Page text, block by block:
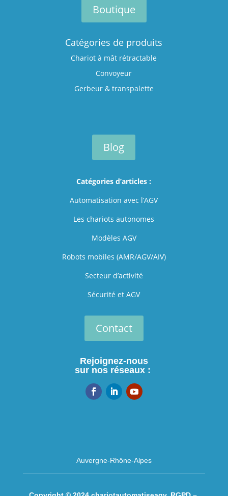
Boutique
Catégories de produits
Chariot à mât rétractable
Convoyeur
Gerbeur & transpalette
Blog
Catégories d’articles :
Automatisation avec l’AGV
Les chariots autonomes
Modèles AGV
Robots mobiles (AMR/AGV/AIV)
Secteur d’activité
Sécurité et AGV
Contact
Rejoignez-nous
sur nos réseaux :
Auvergne-Rhône-Alpes